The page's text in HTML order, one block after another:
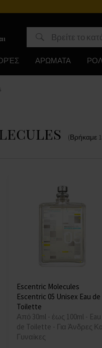
ΑΡΩΜΑΤΑ
(Βρήκαμε
Escentric Molecules
Escentric 05 Unisex Eau de
Toilette
Από 30ml - έως 100ml - Eau
de Toilette - Για Άνδρες
Γυναίκες